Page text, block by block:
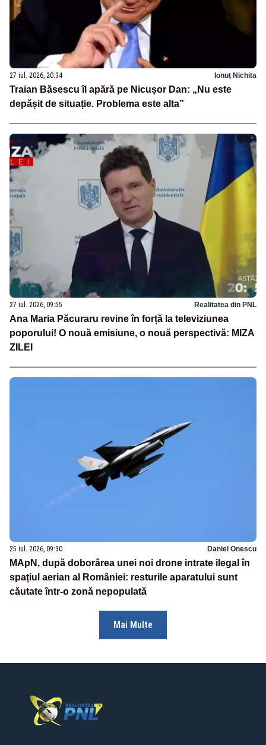
27 iul. 2026, 20:34 Ionuț Nichita
Traian Băsescu îl apără pe Nicușor Dan: „Nu este
depășit de situație. Problema este alta”
27 iul. 2026, 09:55 Realitatea din PNL
Ana Maria Păcuraru revine în forță la televiziunea
poporului! O nouă emisiune, o nouă perspectivă: MIZA
ZILEI
25 iul. 2026, 09:30 Daniel Onescu
MApN, după doborârea unei noi drone intrate ilegal în
spațiul aerian al României: resturile aparatului sunt
căutate într-o zonă nepopulată
Mai Multe